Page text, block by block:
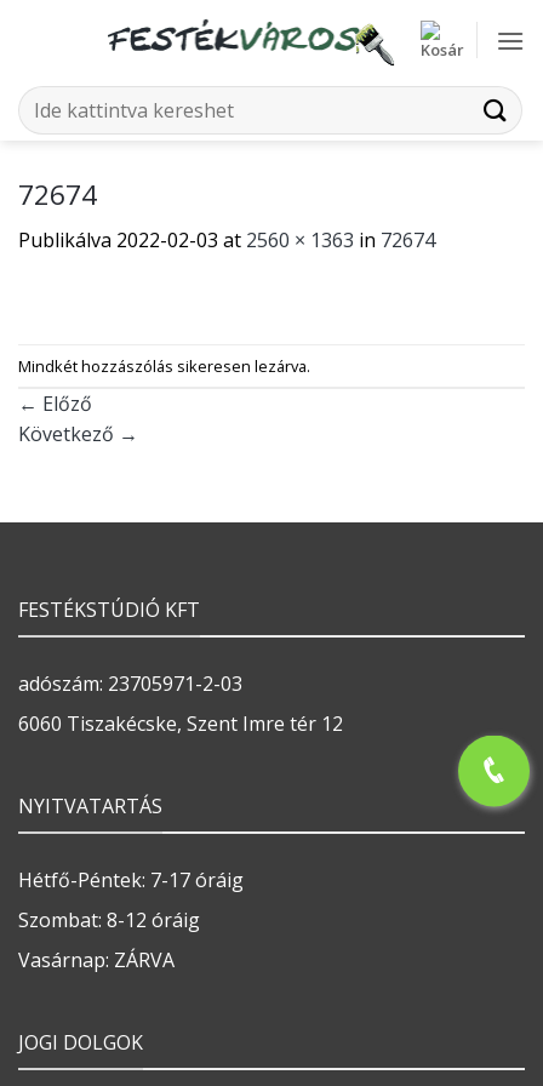
Keresés
a
72674
Publikálva 2022-02-03 at 2560 × 1363 in 72674
Mindkét hozzászólás sikeresen lezárva.
← Előző
Következő →
FESTÉKSTÚDIÓ KFT
adószám: 23705971-2-03
6060 Tiszakécske, Szent Imre tér 12
NYITVATARTÁS
Hétfő-Péntek: 7-17 óráig
Szombat: 8-12 óráig
Vasárnap: ZÁRVA
JOGI DOLGOK